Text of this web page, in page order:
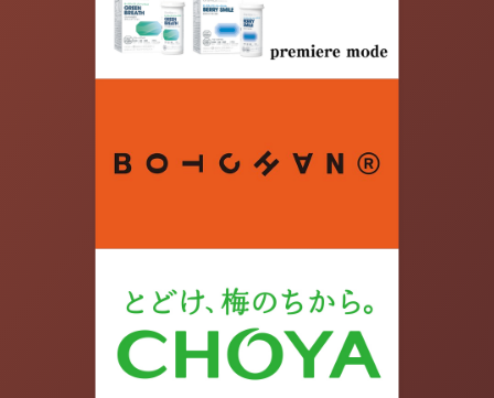
' お 玉 湯 ' 【荷物預かり&お着替え】 ◉ 700円
入浴料込 ロッカーの予約ネットから可能になりま